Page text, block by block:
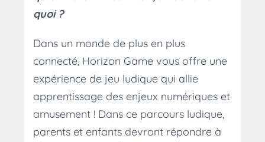
quoi ?
Dans un monde de plus en plus
connecté, Horizon Game vous offre une
expérience de jeu ludique qui allie
apprentissage des enjeux numériques et
amusement ! Dans ce parcours ludique,
parents et enfants devront répondre à